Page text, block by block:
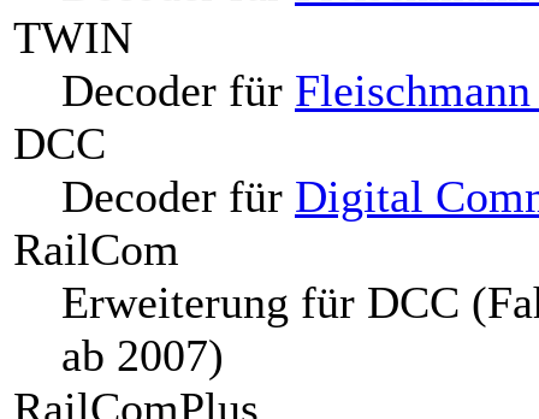
TWIN
Decoder für
DCC
Decoder für Digital
RailCom
Erweiterung für DCC
ab 2007)
RailComPlus